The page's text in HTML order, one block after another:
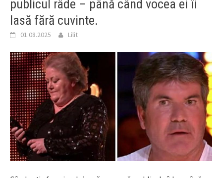
publicul râde – până când vocea ei îi
lasă fără cuvinte.
01.08.2025 Lilit